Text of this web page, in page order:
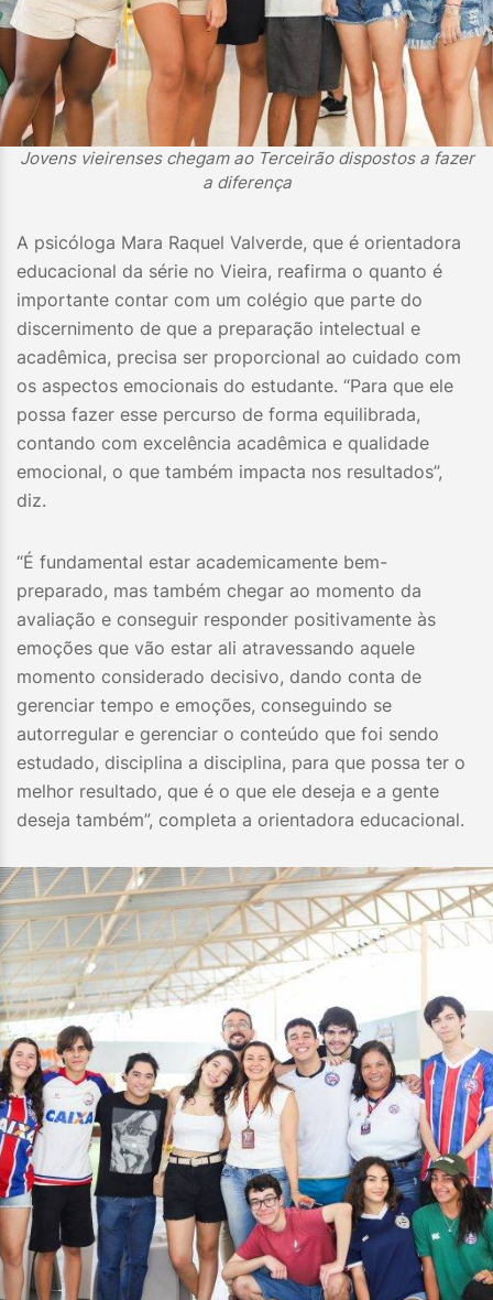
Jovens vieirenses chegam ao Terceirão dispostos a fazer
a diferença
A psicóloga Mara Raquel Valverde, que é orientadora
educacional da série no Vieira, reafirma o quanto é
importante contar com um colégio que parte do
discernimento de que a preparação intelectual e
acadêmica, precisa ser proporcional ao cuidado com
os aspectos emocionais do estudante. “Para que ele
possa fazer esse percurso de forma equilibrada,
contando com excelência acadêmica e qualidade
emocional, o que também impacta nos resultados”,
diz.
“É fundamental estar academicamente bem-
preparado, mas também chegar ao momento da
avaliação e conseguir responder positivamente às
emoções que vão estar ali atravessando aquele
momento considerado decisivo, dando conta de
gerenciar tempo e emoções, conseguindo se
autorregular e gerenciar o conteúdo que foi sendo
estudado, disciplina a disciplina, para que possa ter o
melhor resultado, que é o que ele deseja e a gente
deseja também”, completa a orientadora educacional.